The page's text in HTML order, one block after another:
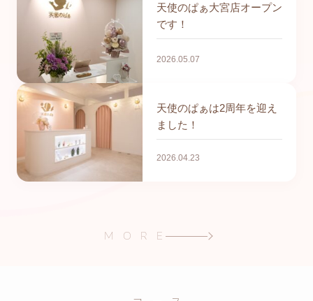
天使のぱぁ大宮店オープン
です！
2026.05.07
天使のぱぁは2周年を迎え
ました！
2026.04.23
M O R E